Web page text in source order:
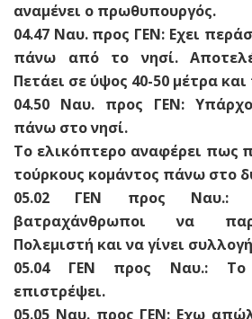
αναμένει ο πρωθυπουργός.
04.47 Ναυ. προς ΓΕΝ: Εχει
πάνω από το νησί.
Πετάει σε ύψος 40-50 μέτρα
04.50 Ναυ. προς ΓΕΝ:
πάνω στο νησί.
Το ελικόπτερο αναφέρει πως
τούρκους κομάντος πάνω στο
05.02 ΓΕΝ προς Ναυ.:
βατραχάνθρωποι να
Πολεμιστή και να γίνει
05.04 ΓΕΝ προς Ναυ.: Το
επιστρέψει.
05.05 Ναυ. προς ΓΕΝ: Εχω